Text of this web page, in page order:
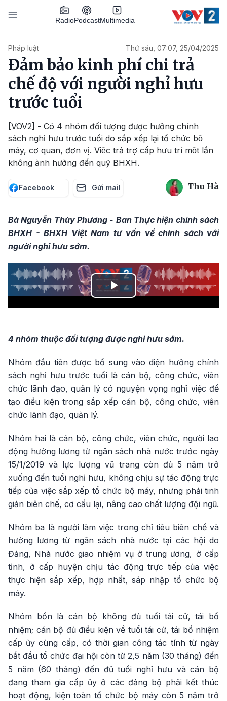
Nhảy đến nội dung
RadioPodcastMultimedia
Pháp luật Thứ sáu, 07:07, 25/04/2025
Đảm bảo kinh phí chi trả
chế độ với người nghỉ hưu
trước tuổi
[VOV2] - Có 4 nhóm đối tượng được hưởng chính
sách nghỉ hưu trước tuổi do sắp xếp lại tổ chức bộ
máy, cơ quan, đơn vị. Việc trả trợ cấp hưu trí một lần
không ảnh hưởng đến quỹ BHXH.
Facebook Gửi mail Thu Hà
Bà Nguyễn Thùy Phương - Ban Thực hiện chính sách
BHXH - BHXH Việt Nam tư vấn về chính sách với
người nghỉ hưu sớm.
Play
4 nhóm thuộc đối tượng được nghỉ hưu sớm.
Nhóm đầu tiên được bổ sung vào diện hưởng chính
sách nghỉ hưu trước tuổi là cán bộ, công chức, viên
chức lãnh đạo, quản lý có nguyện vọng nghỉ việc để
tạo điều kiện trong sắp xếp cán bộ, công chức, viên
chức lãnh đạo, quản lý.
Nhóm hai là cán bộ, công chức, viên chức, người lao
động hưởng lương từ ngân sách nhà nước trước ngày
15/1/2019 và lực lượng vũ trang còn đủ 5 năm trở
xuống đến tuổi nghỉ hưu, không chịu sự tác động trực
tiếp của việc sắp xếp tổ chức bộ máy, nhưng phải tinh
giản biên chế, cơ cấu lại, nâng cao chất lượng đội ngũ.
Nhóm ba là người làm việc trong chỉ tiêu biên chế và
hưởng lương từ ngân sách nhà nước tại các hội do
Đảng, Nhà nước giao nhiệm vụ ở trung ương, ở cấp
tỉnh, ở cấp huyện chịu tác động trực tiếp của việc
thực hiện sắp xếp, hợp nhất, sáp nhập tổ chức bộ
máy.
Nhóm bốn là cán bộ không đủ tuổi tái cử, tái bổ
nhiệm; cán bộ đủ điều kiện về tuổi tái cử, tái bổ nhiệm
cấp ủy cùng cấp, có thời gian công tác tính từ ngày
bắt đầu tổ chức đại hội còn từ 2,5 năm (30 tháng) đến
5 năm (60 tháng) đến đủ tuổi nghỉ hưu và cán bộ
đang tham gia cấp ủy ở các đảng bộ phải kết thúc
hoạt động, kiện toàn tổ chức bộ máy còn 5 năm trở